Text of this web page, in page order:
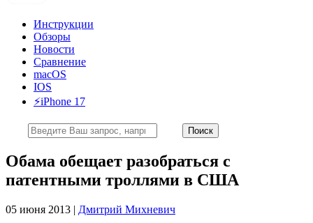
Инструкции
Обзоры
Новости
Сравнение
macOS
IOS
⚡️iPhone 17
Обама обещает разобраться с
патентными троллями в США
05 июня 2013 | Дмитрий Михневич